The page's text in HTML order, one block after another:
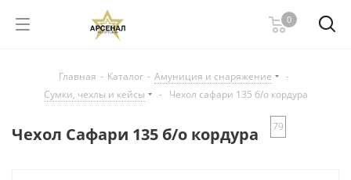
0
Главная - Каталог - Амуниция и снаряжение
-
Сумки, чехлы и кейсы
- Чехол сафари 135 б/о кордура
Чехол Сафари 135 б/о кордура 79